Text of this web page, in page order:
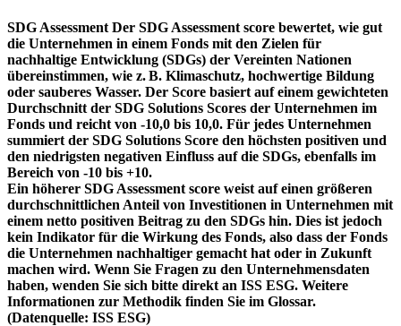
SDG Assessment Der SDG Assessment score bewertet, wie gut
die Unternehmen in einem Fonds mit den Zielen für
nachhaltige Entwicklung (SDGs) der Vereinten Nationen
übereinstimmen, wie z. B. Klimaschutz, hochwertige Bildung
oder sauberes Wasser. Der Score basiert auf einem gewichteten
Durchschnitt der SDG Solutions Scores der Unternehmen im
Fonds und reicht von -10,0 bis 10,0. Für jedes Unternehmen
summiert der SDG Solutions Score den höchsten positiven und
den niedrigsten negativen Einfluss auf die SDGs, ebenfalls im
Bereich von -10 bis +10.
Ein höherer SDG Assessment score weist auf einen größeren
durchschnittlichen Anteil von Investitionen in Unternehmen mit
einem netto positiven Beitrag zu den SDGs hin. Dies ist jedoch
kein Indikator für die Wirkung des Fonds, also dass der Fonds
die Unternehmen nachhaltiger gemacht hat oder in Zukunft
machen wird. Wenn Sie Fragen zu den Unternehmensdaten
haben, wenden Sie sich bitte direkt an ISS ESG. Weitere
Informationen zur Methodik finden Sie im Glossar.
(Datenquelle: ISS ESG)